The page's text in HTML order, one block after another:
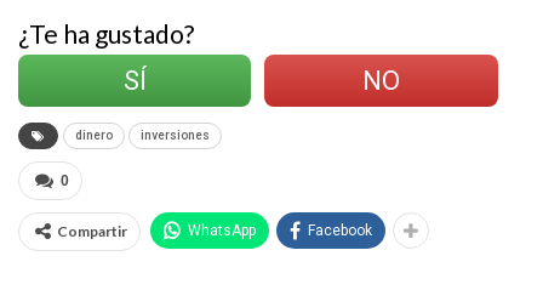
¿Te ha gustado?
SÍ
NO
dinero inversiones
0
Compartir WhatsApp Facebook